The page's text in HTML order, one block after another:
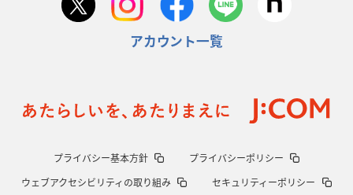
アカウント一覧
プライバシー基本方針
プライバシーポリシー
ウェブアクセシビリティの取り組み
セキュリティーポリシー